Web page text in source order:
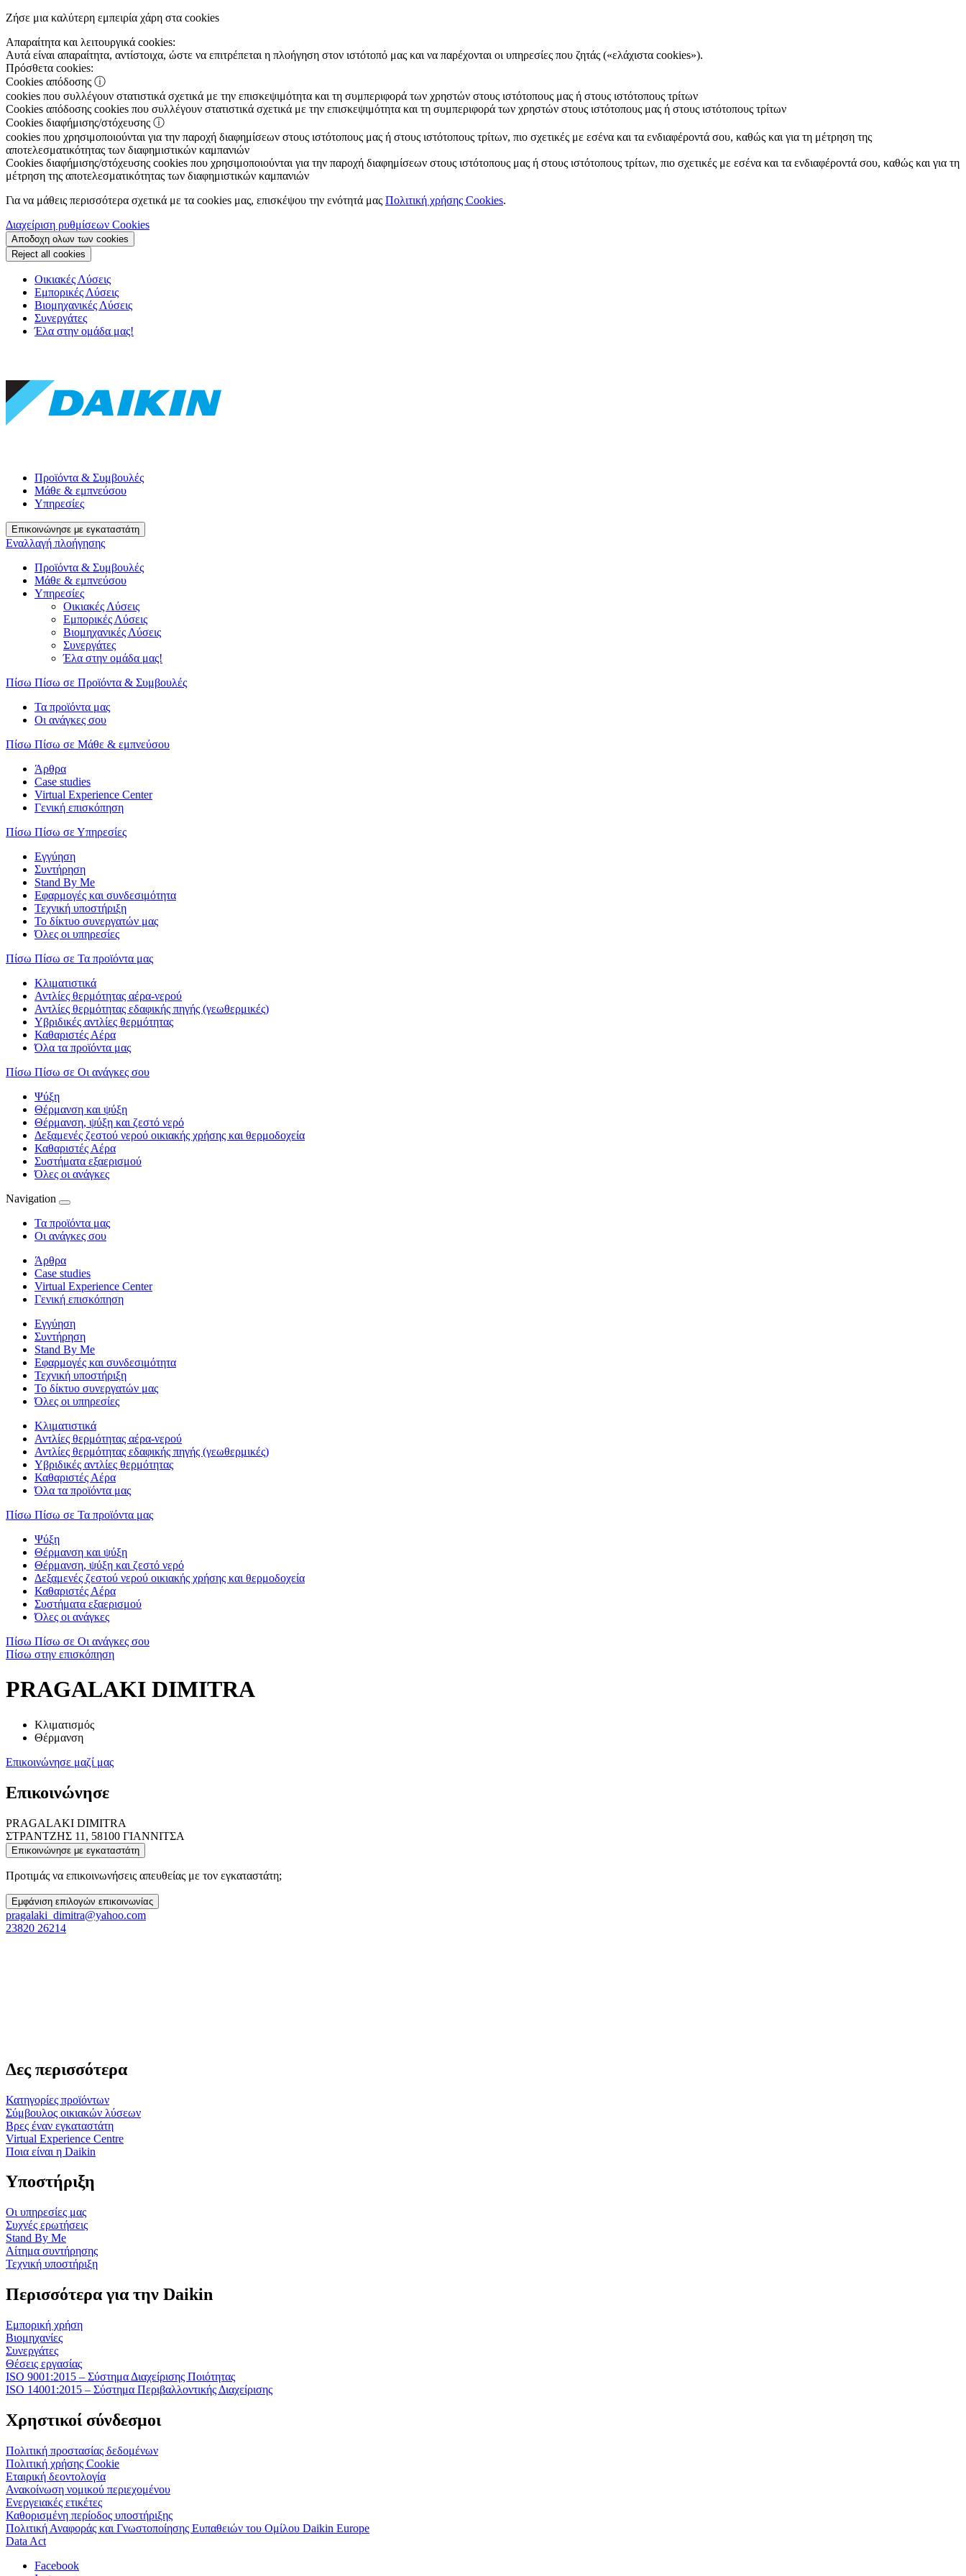
Ζήσε μια καλύτερη εμπειρία χάρη στα cookies
Απαραίτητα και λειτουργικά cookies:
Αυτά είναι απαραίτητα, αντίστοιχα, ώστε να επιτρέπεται η πλοήγηση στον ιστότοπό μας και να παρέχονται οι υπηρεσίες που ζητάς («ελάχιστα cookies»).
Πρόσθετα cookies:
Cookies απόδοσης ⓘ
cookies που συλλέγουν στατιστικά σχετικά με την επισκεψιμότητα και τη συμπεριφορά των χρηστών στους ιστότοπους μας ή στους ιστότοπους τρίτων
Cookies απόδοσης cookies που συλλέγουν στατιστικά σχετικά με την επισκεψιμότητα και τη συμπεριφορά των χρηστών στους ιστότοπους μας ή στους ιστότοπους τρίτων
Cookies διαφήμισης/στόχευσης ⓘ
cookies που χρησιμοποιούνται για την παροχή διαφημίσεων στους ιστότοπους μας ή στους ιστότοπους τρίτων, πιο σχετικές με εσένα και τα ενδιαφέροντά σου, καθώς και για τη μέτρηση της
αποτελεσματικότητας των διαφημιστικών καμπανιών
Cookies διαφήμισης/στόχευσης cookies που χρησιμοποιούνται για την παροχή διαφημίσεων στους ιστότοπους μας ή στους ιστότοπους τρίτων, πιο σχετικές με εσένα και τα ενδιαφέροντά σου, καθώς και για τη
μέτρηση της αποτελεσματικότητας των διαφημιστικών καμπανιών
Για να μάθεις περισσότερα σχετικά με τα cookies μας, επισκέψου την ενότητά μας Πολιτική χρήσης Cookies.
Διαχείριση ρυθμίσεων Cookies
Αποδοχη ολων των cookies
Reject all cookies
Οικιακές Λύσεις
Εμπορικές Λύσεις
Βιομηχανικές Λύσεις
Συνεργάτες
Έλα στην ομάδα μας!
Προϊόντα & Συμβουλές
Μάθε & εμπνεύσου
Υπηρεσίες
Επικοινώνησε με εγκαταστάτη
Εναλλαγή πλοήγησης
Προϊόντα & Συμβουλές
Μάθε & εμπνεύσου
Υπηρεσίες
Οικιακές Λύσεις
Εμπορικές Λύσεις
Βιομηχανικές Λύσεις
Συνεργάτες
Έλα στην ομάδα μας!
Πίσω Πίσω σε Προϊόντα & Συμβουλές
Τα προϊόντα μας
Οι ανάγκες σου
Πίσω Πίσω σε Μάθε & εμπνεύσου
Άρθρα
Case studies
Virtual Experience Center
Γενική επισκόπηση
Πίσω Πίσω σε Υπηρεσίες
Εγγύηση
Συντήρηση
Stand By Me
Εφαρμογές και συνδεσιμότητα
Τεχνική υποστήριξη
Το δίκτυο συνεργατών μας
Όλες οι υπηρεσίες
Πίσω Πίσω σε Τα προϊόντα μας
Κλιματιστικά
Αντλίες θερμότητας αέρα-νερού
Αντλίες θερμότητας εδαφικής πηγής (γεωθερμικές)
Υβριδικές αντλίες θερμότητας
Καθαριστές Αέρα
Όλα τα προϊόντα μας
Πίσω Πίσω σε Οι ανάγκες σου
Ψύξη
Θέρμανση και ψύξη
Θέρμανση, ψύξη και ζεστό νερό
Δεξαμενές ζεστού νερού οικιακής χρήσης και θερμοδοχεία
Καθαριστές Αέρα
Συστήματα εξαερισμού
Όλες οι ανάγκες
Navigation
Τα προϊόντα μας
Οι ανάγκες σου
Άρθρα
Case studies
Virtual Experience Center
Γενική επισκόπηση
Εγγύηση
Συντήρηση
Stand By Me
Εφαρμογές και συνδεσιμότητα
Τεχνική υποστήριξη
Το δίκτυο συνεργατών μας
Όλες οι υπηρεσίες
Κλιματιστικά
Αντλίες θερμότητας αέρα-νερού
Αντλίες θερμότητας εδαφικής πηγής (γεωθερμικές)
Υβριδικές αντλίες θερμότητας
Καθαριστές Αέρα
Όλα τα προϊόντα μας
Πίσω Πίσω σε Τα προϊόντα μας
Ψύξη
Θέρμανση και ψύξη
Θέρμανση, ψύξη και ζεστό νερό
Δεξαμενές ζεστού νερού οικιακής χρήσης και θερμοδοχεία
Καθαριστές Αέρα
Συστήματα εξαερισμού
Όλες οι ανάγκες
Πίσω Πίσω σε Οι ανάγκες σου
Πίσω στην επισκόπηση
PRAGALAKI DIMITRA
Κλιματισμός
Θέρμανση
Επικοινώνησε μαζί μας
Επικοινώνησε
PRAGALAKI DIMITRA
ΣΤΡΑΝΤΖΗΣ 11, 58100 ΓΙΑΝΝΙΤΣΑ
Επικοινώνησε με εγκαταστάτη
Προτιμάς να επικοινωνήσεις απευθείας με τον εγκαταστάτη;
Εμφάνιση επιλογών επικοινωνίας
pragalaki_dimitra@yahoo.com
23820 26214
Δες περισσότερα
Κατηγορίες προϊόντων
Σύμβουλος οικιακών λύσεων
Βρες έναν εγκαταστάτη
Virtual Experience Centre
Ποια είναι η Daikin
Υποστήριξη
Οι υπηρεσίες μας
Συχνές ερωτήσεις
Stand By Me
Αίτημα συντήρησης
Τεχνική υποστήριξη
Περισσότερα για την Daikin
Εμπορική χρήση
Βιομηχανίες
Συνεργάτες
Θέσεις εργασίας
ISO 9001:2015 – Σύστημα Διαχείρισης Ποιότητας
ISO 14001:2015 – Σύστημα Περιβαλλοντικής Διαχείρισης
Χρηστικοί σύνδεσμοι
Πολιτική προστασίας δεδομένων
Πολιτική χρήσης Cookie
Εταιρική δεοντολογία
Ανακοίνωση νομικού περιεχομένου
Ενεργειακές ετικέτες
Καθορισμένη περίοδος υποστήριξης
Πολιτική Αναφοράς και Γνωστοποίησης Ευπαθειών του Ομίλου Daikin Europe
Data Act
Facebook